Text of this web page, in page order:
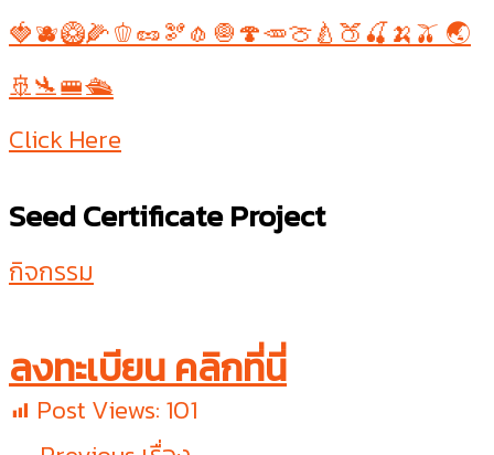
🍓🫐🥝🌽🫑🥜🫘🧄🧅🍄🥕🍈🍐🍑🍒🍌🫒 🌏
🚢🛬🚝🛳
Click Here
Seed Certificate Project
กิจกรรม
ลงทะเบียน คลิกที่นี่
Post Views: 101